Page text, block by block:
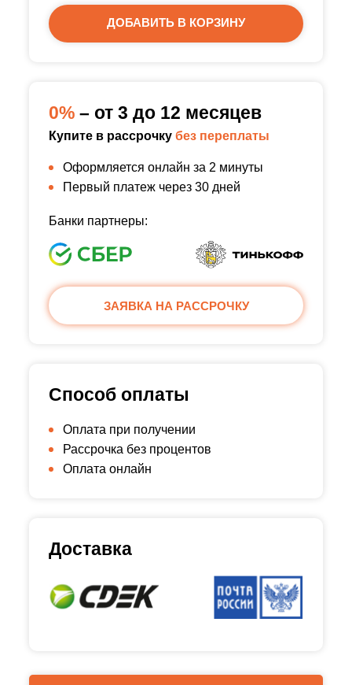
ДОБАВИТЬ В КОРЗИНУ
0% – от 3 до 12 месяцев
Купите в рассрочку без переплаты
Оформляется онлайн за 2 минуты
Первый платеж через 30 дней
Банки партнеры:
ЗАЯВКА НА РАССРОЧКУ
Способ оплаты
Оплата при получении
Рассрочка без процентов
Оплата онлайн
Доставка